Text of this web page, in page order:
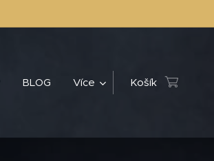
BLOG Více Košík